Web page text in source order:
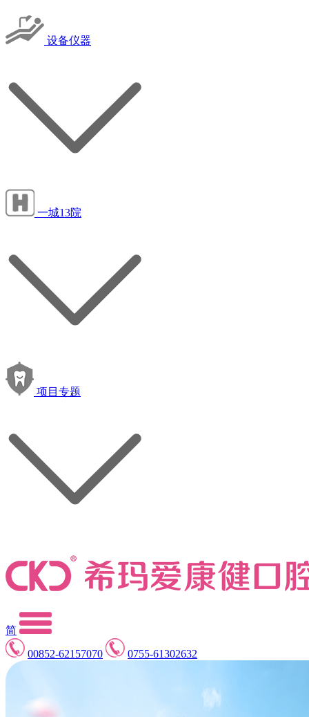
设备仪器
一城13院
项目专题
简
00852-62157070
0755-61302632